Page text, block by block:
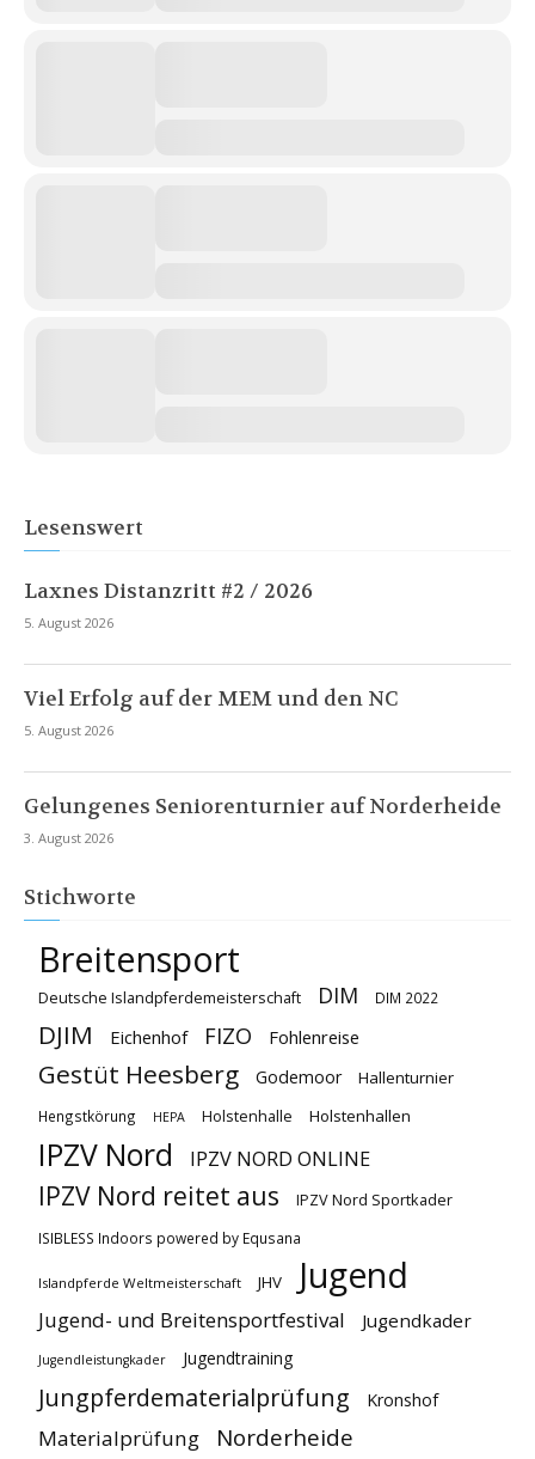
Lesenswert
Laxnes Distanzritt #2 / 2026
5. August 2026
Viel Erfolg auf der MEM und den NC
5. August 2026
Gelungenes Seniorenturnier auf Norderheide
3. August 2026
Stichworte
Breitensport
Deutsche Islandpferdemeisterschaft DIM DIM 2022
DJIM Eichenhof FIZO Fohlenreise
Gestüt Heesberg Godemoor Hallenturnier
Hengstkörung HEPA Holstenhalle Holstenhallen
IPZV Nord IPZV NORD ONLINE
IPZV Nord reitet aus IPZV Nord Sportkader
ISIBLESS Indoors powered by Equsana
Islandpferde Weltmeisterschaft JHV Jugend
Jugend- und Breitensportfestival Jugendkader
Jugendleistungkader Jugendtraining
Jungpferdematerialprüfung Kronshof
Materialprüfung Norderheide